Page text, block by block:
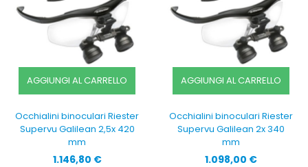
AGGIUNGI AL CARRELLO
Occhialini binoculari Riester
Supervu Galilean 2,5x 420
mm
Prezzo
1.146,80 €
AGGIUNGI AL CARRELLO
Occhialini binoculari Riester
Supervu Galilean 2x 340
mm
Prezzo
1.098,00 €